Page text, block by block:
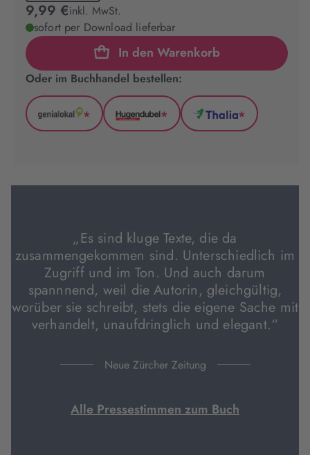
9,99 €inkl. MwSt.
sofort per Download lieferbar
In den Warenkorb
Oder im Buchhandel bestellen:
GenialLokal
Tab
*
Hugendubel
Tab
*
Thalia
Tab
*
„Es sind kluge Texte, die da
zusammengekommen sind. Unterschiedlich im
Zugriff und im Ton. Und auch darum
spannnend, weil die Autorin, gleichgültig,
worüber sie schreibt, stets die eigene Sache mit
verhandelt, unaufdringlich und elegant.“
Neue Zürcher Zeitung
Alle Pressestimmen zum Buch